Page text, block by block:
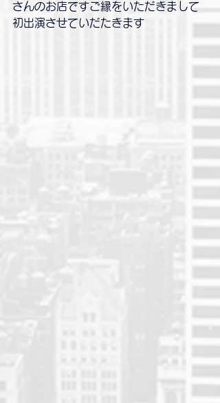
さんのお店ですご縁をいただきまして
初出演させていだたきます